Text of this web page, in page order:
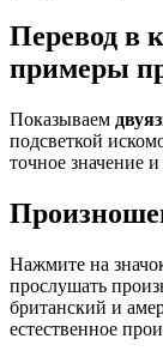
Перевод в
примеры
Показываем
подсветкой
точное значение
Нажмите на
прослушать
британский и
естественное